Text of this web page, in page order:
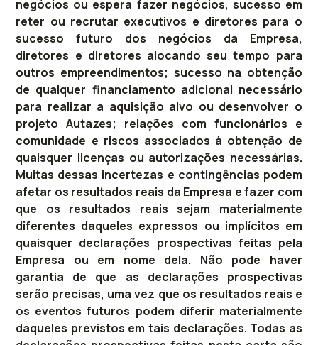
negócios ou espera fazer negócios, sucesso em
reter ou recrutar executivos e diretores para o
sucesso futuro dos negócios da Empresa,
diretores e diretores alocando seu tempo para
outros empreendimentos; sucesso na obtenção
de qualquer financiamento adicional necessário
para realizar a aquisição alvo ou desenvolver o
projeto Autazes; relações com funcionários e
comunidade e riscos associados à obtenção de
quaisquer licenças ou autorizações necessárias.
Muitas dessas incertezas e contingências podem
afetar os resultados reais da Empresa e fazer com
que os resultados reais sejam materialmente
diferentes daqueles expressos ou implícitos em
quaisquer declarações prospectivas feitas pela
Empresa ou em nome dela. Não pode haver
garantia de que as declarações prospectivas
serão precisas, uma vez que os resultados reais e
os eventos futuros podem diferir materialmente
daqueles previstos em tais declarações. Todas as